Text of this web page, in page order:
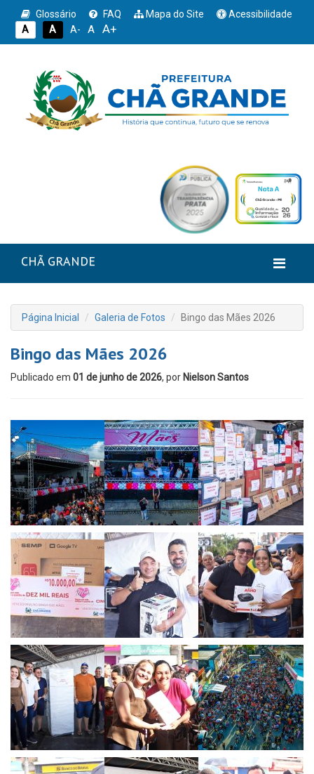
Glossário FAQ Mapa do Site
Acessibilidade
A
A A- A A+
CHÃ GRANDE
Página Inicial Galeria de Fotos Bingo das Mães 2026
Bingo das Mães 2026
Publicado em 01 de junho de 2026, por Nielson Santos